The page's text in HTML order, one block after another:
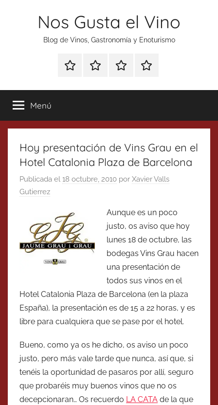
Nos Gusta el Vino
Blog de Vinos, Gastronomía y Enoturismo
Especial
Tonics
Enoturismo
Gastronomía
RankingContacto
Menú
Hoy presentación de Vins Grau en el
Hotel Catalonia Plaza de Barcelona
Publicada el 18 octubre, 2010 por Xavier Valls
Gutierrez
Aunque es un poco
justo, os aviso que hoy
lunes 18 de octubre, las
bodegas Vins Grau hacen
una presentación de
todos sus vinos en el
Hotel Catalonia Plaza de Barcelona (en la plaza
España), la presentación es de 15 a 22 horas, y es
libre para cualquiera que se pase por el hotel.
Bueno, como ya os he dicho, os aviso un poco
justo, pero más vale tarde que nunca, así que, si
tenéis la oportunidad de pasaros por allí, seguro
que probaréis muy buenos vinos que no os
decepcionaran… Os recuerdo LA CATA de la que